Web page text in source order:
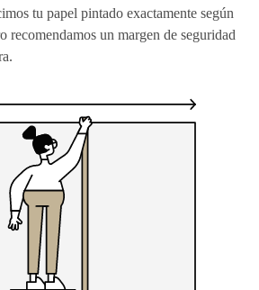
tu papel pintado exactamente según
recomendamos un margen de seguridad